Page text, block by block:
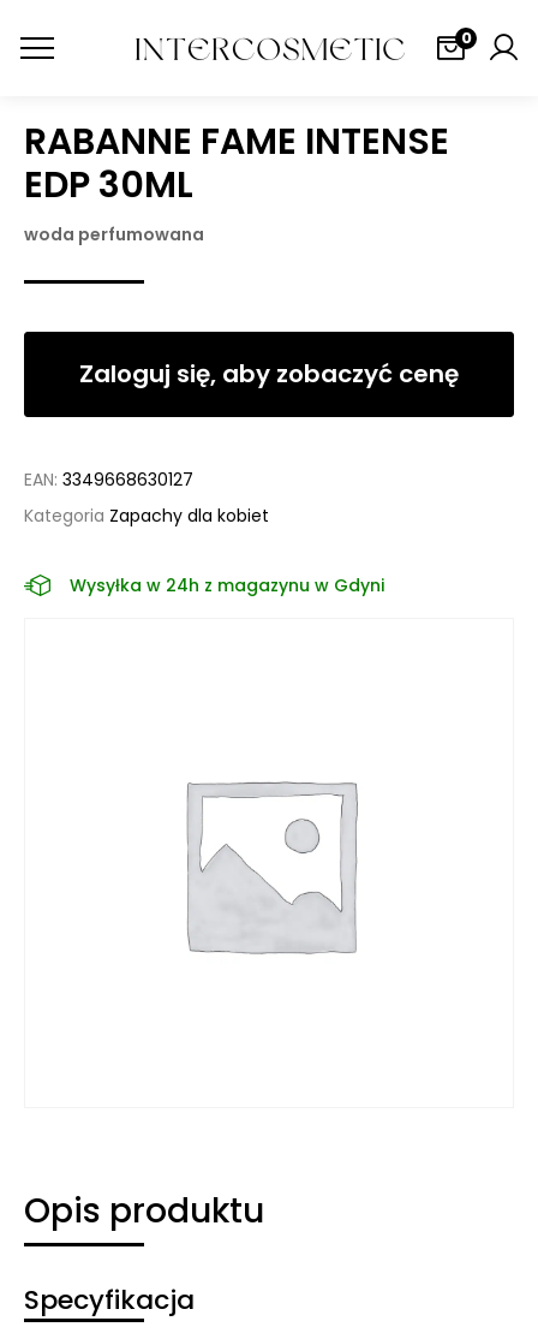
0
Opis produktu
Specyfikacja
RABANNE FAME INTENSE
EDP 30ML
woda perfumowana
Zaloguj się, aby zobaczyć cenę
EAN: 3349668630127
Kategoria Zapachy dla kobiet
Wysyłka w 24h z magazynu w Gdyni